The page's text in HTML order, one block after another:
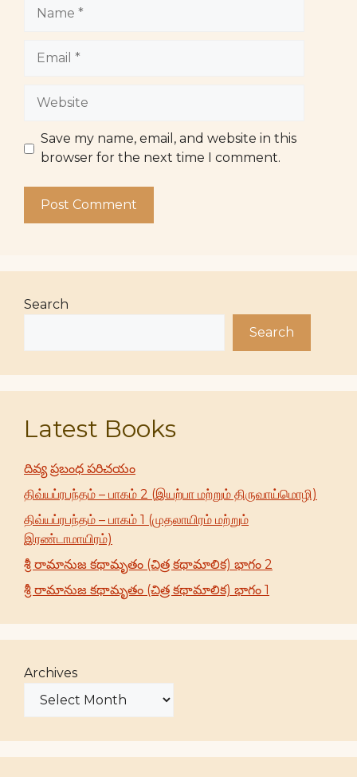
Website
Save my name, email, and website in this
browser for the next time I comment.
Search
Search
Latest Books
దివ్య ప్రబంధ పరిచయం
திவ்யப்ரபந்தம் – பாகம் 2 (இயற்பா மற்றும் திருவாய்மொழி)
திவ்யப்ரபந்தம் – பாகம் 1 (முதலாயிரம் மற்றும்
இரண்டாமாயிரம்)
శ్రీ రామానుజ కథామృతం (చిత్ర కథామాలిక) భాగం 2
శ్రీ రామానుజ కథామృతం (చిత్ర కథామాలిక) భాగం 1
Archives